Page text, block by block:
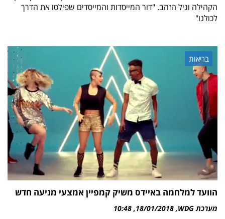
הקהילה וגיל הזהב. "דור המייסדות והמייסדים שפילסו את הדרך
לכולנו"
בריאות
הוועד למלחמה באיידס משיק קמפיין אמצעי מניעה חדש‎
מערכת WDG 18/01/2018
10:48